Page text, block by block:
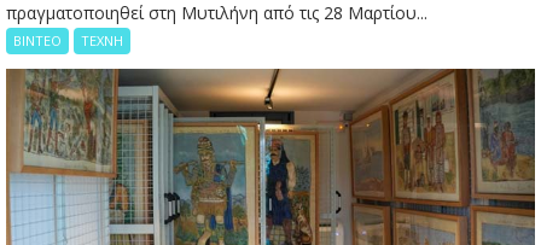
πραγματοποιηθεί στη Μυτιλήνη από τις 28 Μαρτίου...
ΒΙΝΤΕΟ ΤΕΧΝΗ